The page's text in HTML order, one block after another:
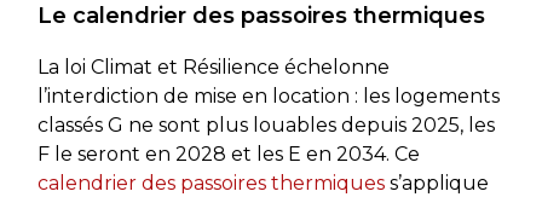
Le calendrier des passoires thermiques
La loi Climat et Résilience échelonne
l’interdiction de mise en location : les logements
classés G ne sont plus louables depuis 2025, les
F le seront en 2028 et les E en 2034. Ce
calendrier des passoires thermiquess’applique